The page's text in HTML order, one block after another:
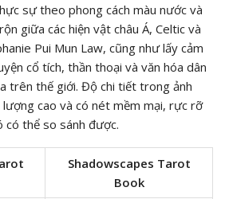
sự theo phong cách màu nước và
giữa các hiện vật châu Á, Celtic và
Pui Mun Law, cũng như lấy cảm
cổ tích, thần thoại và văn hóa dân
trên thế giới. Độ chi tiết trong ảnh
cao và có nét mềm mại, rực rỡ
có thể so sánh được.
Shadowscapes Tarot
Book